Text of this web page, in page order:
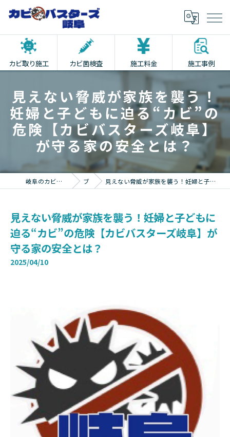
カビ取り施工 カビ菌検査 施工料金 施工事例
見えない脅威が家族を襲う！
妊婦と子どもに迫る“カビ”の
危険【カビバスターズ岐阜】
が守る家の安全とは？
岐阜のカビ取りならカビバスターズ岐阜 ブログ 見えない脅威が家族を襲う！妊婦と子どもに迫る“カビ”の危険【カビバスターズ岐阜】が守る家の安全とは？
見えない脅威が家族を襲う！妊婦と子どもに
迫る“カビ”の危険【カビバスターズ岐阜】が
守る家の安全とは？
2025/04/10